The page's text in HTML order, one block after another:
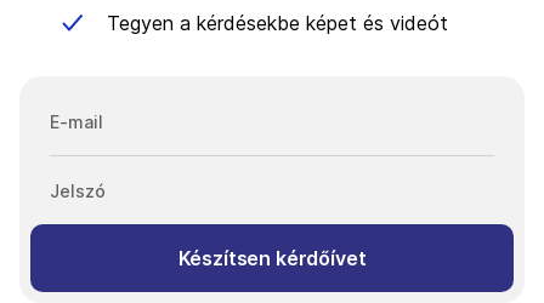
Tegyen a kérdésekbe képet és videót
E-mail
Jelszó
Készítsen kérdőívet